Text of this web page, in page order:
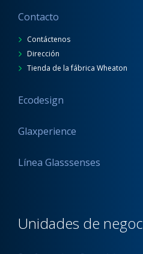
Contacto
Contáctenos
Dirección
Tienda de la fábrica Wheaton
Ecodesign
Glaxperience
Línea Glasssenses
Unidades de